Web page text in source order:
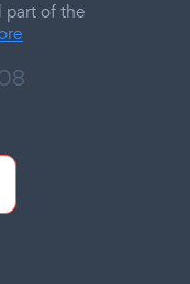
part of the